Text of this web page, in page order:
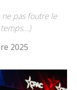
pas foutre le
2025